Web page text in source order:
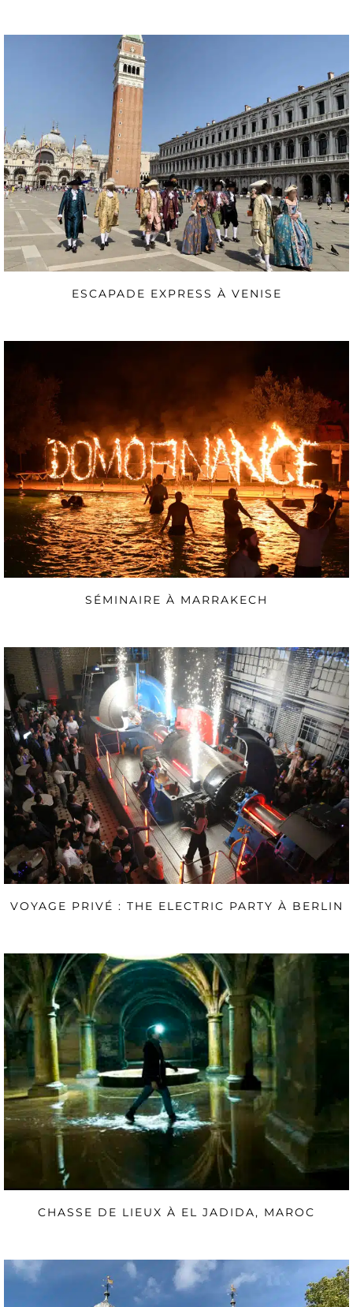
ESCAPADE EXPRESS À VENISE
SÉMINAIRE À MARRAKECH
VOYAGE PRIVÉ : THE ELECTRIC PARTY À BERLIN
CHASSE DE LIEUX À EL JADIDA, MAROC